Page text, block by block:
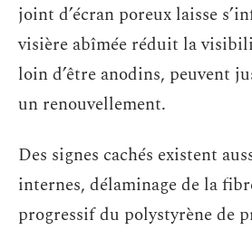
joint d’écran poreux laisse
visière abîmée réduit la
loin d’être anodins, peuvent
un renouvellement.
Des signes cachés existent
internes, délaminage de la
progressif du polystyrène de